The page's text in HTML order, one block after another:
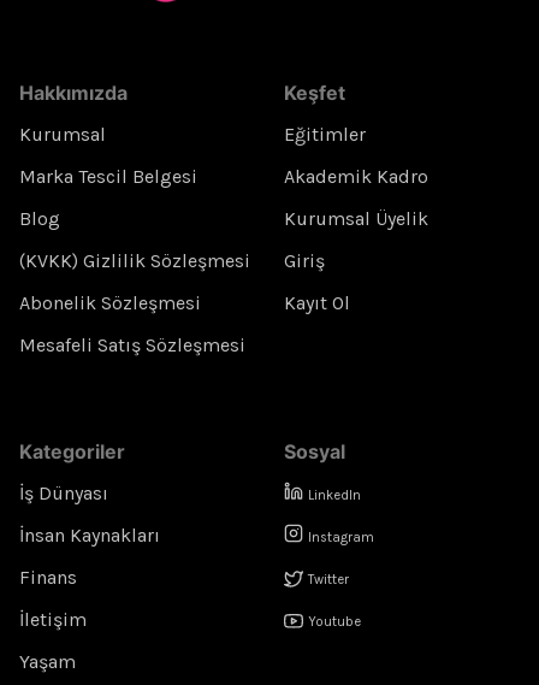
Hakkımızda
Kurumsal
Marka Tescil Belgesi
Blog
(KVKK) Gizlilik Sözleşmesi
Abonelik Sözleşmesi
Mesafeli Satış Sözleşmesi
Keşfet
Eğitimler
Akademik Kadro
Kurumsal Üyelik
Giriş
Kayıt Ol
Kategoriler
İş Dünyası
İnsan Kaynakları
Finans
İletişim
Yaşam
Sosyal
LinkedIn
Instagram
Twitter
Youtube